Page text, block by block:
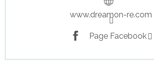
www.dreamon-re.com
Page Facebook